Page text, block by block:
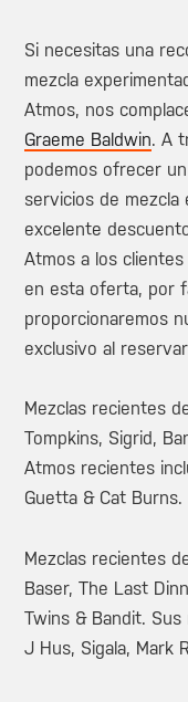
Si necesitas una
mezcla
Atmos, nos
Graeme Baldwin. A
podemos ofrecer
servicios de
excelente
Atmos a los clientes
en esta oferta, por
proporcionaremos
exclusivo al
Mezclas recientes
Tompkins, Sigrid,
Atmos recientes
Guetta & Cat Burns.
Mezclas recientes
Baser, The Last
Twins & Bandit.
J Hus, Sigala, Mark